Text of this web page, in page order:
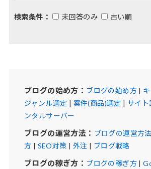
検索条件： 未回答のみ 古い順
ブログの始め方： ブログの始め方|
ジャンル選定 | 案件(商品)選定 | サイト
ンタルサーバー
ブログの運営方法： ブログの運営方法
方 | SEO対策 | 外注 | ブログ戦略
ブログの稼ぎ方： ブログの稼ぎ方|